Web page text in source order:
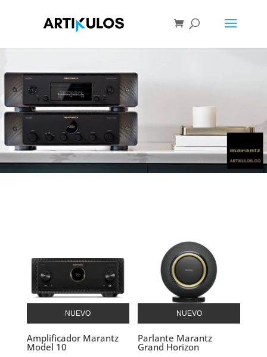
NUEVO
Amplificador Marantz
Model 10
NUEVO
Parlante Marantz
Grand Horizon